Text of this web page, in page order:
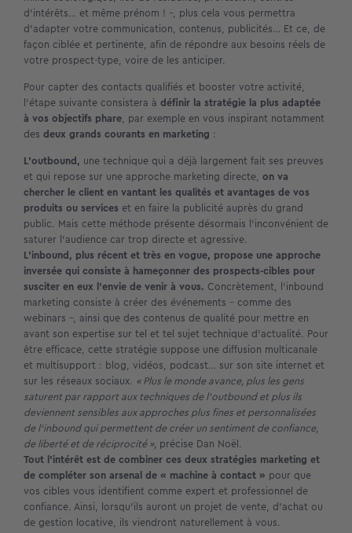
d’intérêts… et même prénom ! –, plus cela vous permettra
d’adapter votre communication, contenus, publicités… Et ce, de
façon ciblée et pertinente, afin de répondre aux besoins réels de
votre prospect-type, voire de les anticiper.
Pour capter des contacts qualifiés et booster votre activité,
l’étape suivante consistera à définir la stratégie la plus adaptée
à vos objectifs phare, par exemple en vous inspirant notamment
des deux grands courants en marketing :
L’outbound, une technique qui a déjà largement fait ses preuves
et qui repose sur une approche marketing directe, on va
chercher le client en vantant les qualités et avantages de vos
produits ou services et en faire la publicité auprès du grand
public. Mais cette méthode présente désormais l’inconvénient de
saturer l’audience car trop directe et agressive.
L’inbound, plus récent et très en vogue, propose une approche
inversée qui consiste à hameçonner des prospects-cibles pour
susciter en eux l’envie de venir à vous. Concrètement, l’inbound
marketing consiste à créer des événements – comme des
webinars –, ainsi que des contenus de qualité pour mettre en
avant son expertise sur tel et tel sujet technique d’actualité. Pour
être efficace, cette stratégie suppose une diffusion multicanale
et multisupport : blog, vidéos, podcast… sur son site internet et
sur les réseaux sociaux. « Plus le monde avance, plus les gens
saturent par rapport aux techniques de l’outbound et plus ils
deviennent sensibles aux approches plus fines et personnalisées
de l’inbound qui permettent de créer un sentiment de confiance,
de liberté et de réciprocité », précise Dan Noël.
Tout l’intérêt est de combiner ces deux stratégies marketing et
de compléter son arsenal de « machine à contact » pour que
vos cibles vous identifient comme expert et professionnel de
confiance. Ainsi, lorsqu’ils auront un projet de vente, d’achat ou
de gestion locative, ils viendront naturellement à vous.